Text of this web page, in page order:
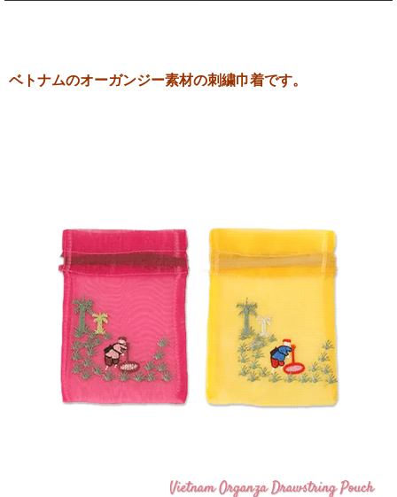
ベトナムのオーガンジー素材の刺繍巾着です。